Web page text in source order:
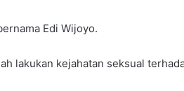
Edi Wijoyo.
lakukan kejahatan seksual